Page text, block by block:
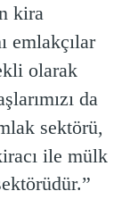
kira
emlakçılar
olarak
da
sektörü,
ile mülk